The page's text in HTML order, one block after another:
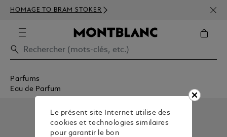
HOMAGE TO BRAM STOKER
350€
Parfums
Eau de Parfum
Le présent site Internet utilise des
cookies et technologies similaires
pour garantir le bon